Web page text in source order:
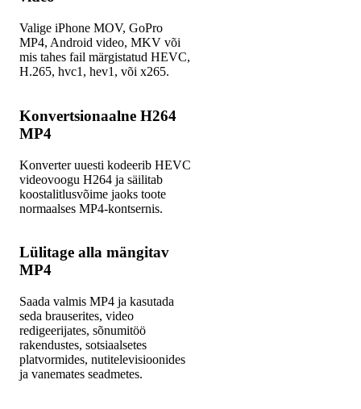
Valige iPhone MOV, GoPro
MP4, Android video, MKV või
mis tahes fail märgistatud HEVC,
H.265, hvc1, hev1, või x265.
Konvertsionaalne H264
MP4
Konverter uuesti kodeerib HEVC
videovoogu H264 ja säilitab
koostalitlusvõime jaoks toote
normaalses MP4-kontsernis.
Lülitage alla mängitav
MP4
Saada valmis MP4 ja kasutada
seda brauserites, video
redigeerijates, sõnumitöö
rakendustes, sotsiaalsetes
platvormides, nutitelevisioonides
ja vanemates seadmetes.